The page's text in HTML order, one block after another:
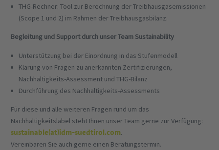
THG-Rechner: Tool zur Berechnung der Treibhausgasemissionen
(Scope 1 und 2) im Rahmen der Treibhausgasbilanz.
Begleitung und Support durch unser Team Sustainability
Unterstützung bei der Einordnung in das Stufenmodell
Klärung von Fragen zu anerkannten Zertifizierungen,
Nachhaltigkeits-Assessment und THG-Bilanz
Durchführung des Nachhaltigkeits-Assessments
Für diese und alle weiteren Fragen rund um das
Nachhaltigkeitslabel steht Ihnen unser Team gerne zur Verfügung:
sustainable(at)idm-suedtirol.com.
Vereinbaren Sie auch gerne einen Beratungstermin.